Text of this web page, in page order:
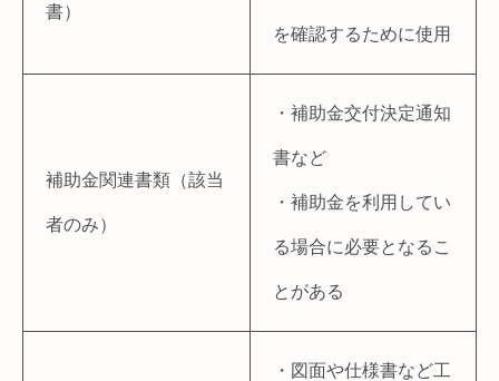
書）
を確認するために使用
補助金関連書類（該当
者のみ）
・補助金交付決定通知
書など
・補助金を利用してい
る場合に必要となるこ
とがある
・図面や仕様書など工